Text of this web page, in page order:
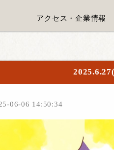
アクセス・企業情報
06-06 14:50:34